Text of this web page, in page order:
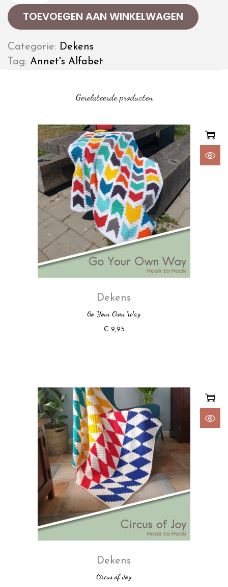
TOEVOEGEN AAN WINKELWAGEN
Categorie: Dekens
Tag: Annet's Alfabet
Gerelateerde producten
Dekens
Go Your Own Way
€ 9,95
Dekens
Circus of Joy